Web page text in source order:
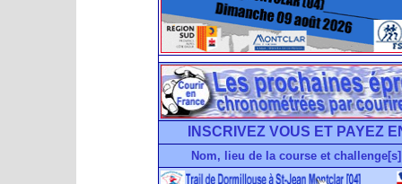
INSCRIVEZ VOUS ET PAYEZ
Nom, lieu de la course et challenge[s]